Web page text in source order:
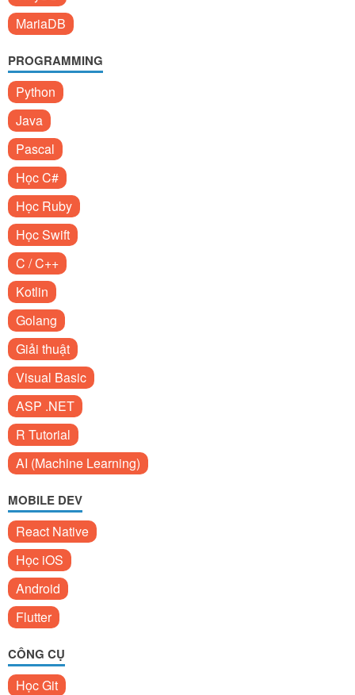
MariaDB
PROGRAMMING
Python
Java
Pascal
Học C#
Học Ruby
Học Swift
C / C++
Kotlin
Golang
Giải thuật
Visual Basic
ASP .NET
R Tutorial
AI (Machine Learning)
MOBILE DEV
React Native
Học iOS
Android
Flutter
CÔNG CỤ
Học Git